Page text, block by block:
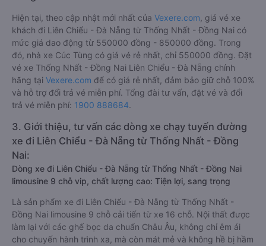
Hiện tại, theo cập nhật mới nhất của Vexere.com , giá vé xe
khách đi Liên Chiểu - Đà Nẵng từ Thống Nhất - Đồng Nai có
mức giá dao động từ 550000 đồng - 850000 đồng. Trong
đó, nhà xe Cúc Tùng có giá vé rẻ nhất, chỉ 550000 đồng. Đặt
vé xe Thống Nhất - Đồng Nai Liên Chiểu - Đà Nẵng chính
hãng tại Vexere.com để có giá rẻ nhất, đảm bảo giữ chỗ 100%
và hỗ trợ đổi trả vé miễn phí. Tổng đài tư vấn, đặt vé và đổi
trả vé miễn phí: 1900 888684.
3. Giới thiệu, tư vấn các dòng xe chạy tuyến đường
xe đi Liên Chiểu - Đà Nẵng từ Thống Nhất - Đồng
Nai:
Dòng xe đi Liên Chiểu - Đà Nẵng từ Thống Nhất - Đồng Nai
limousine 9 chỗ vip, chất lượng cao: Tiện lợi, sang trọng
Là sản phẩm xe đi Liên Chiểu - Đà Nẵng từ Thống Nhất -
Đồng Nai limousine 9 chỗ cải tiến từ xe 16 chỗ. Nội thất được
làm lại với các ghế bọc da chuẩn Châu Âu, không chỉ êm ái
cho chuyến hành trình xa, mà còn mát mẻ và không hề bị hầm